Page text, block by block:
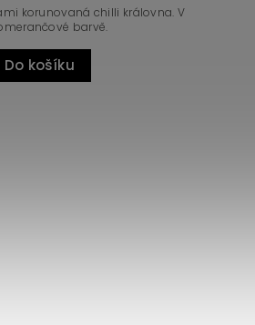
Do košíku
korunovaná chilli královna. V
barvě.